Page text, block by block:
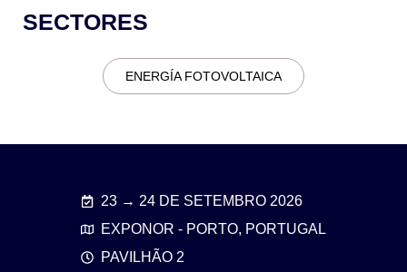
SECTORES
ENERGÍA FOTOVOLTAICA
23 → 24 DE SETEMBRO 2026
EXPONOR - PORTO, PORTUGAL
PAVILHÃO 2